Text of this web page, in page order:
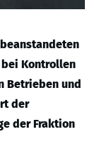
bei Kontrollen
Betrieben und
der
der Fraktion